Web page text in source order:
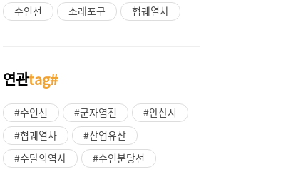
수인선 소래포구 협궤열차
연관tag#
#수인선 #군자염전
#안산시
#협궤열차
#산업유산
#수탈의역사
#수인분당선